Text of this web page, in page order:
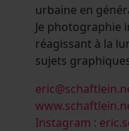
urbaine en
Je photographie
réagissant à la
sujets
Instagram :